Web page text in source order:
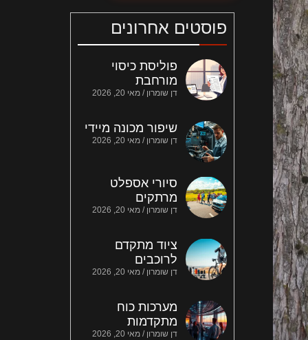
פוסטים אחרונים
פוליסת כיסוי
מורחבת
דן שומרון מאי 20, 2026
שיפור מכונה מיידי
דן שומרון מאי 20, 2026
סיורי אספלט
מרתקים
דן שומרון מאי 20, 2026
ציוד מתקדם
לרוכבים
דן שומרון מאי 20, 2026
מערכות כוח
מתקדמות
דן שומרון מאי 20, 2026